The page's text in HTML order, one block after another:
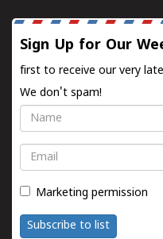
Sign Up for Our
first to receive our very
We don't spam!
Name
Email
Marketing permission
Subscribe to list